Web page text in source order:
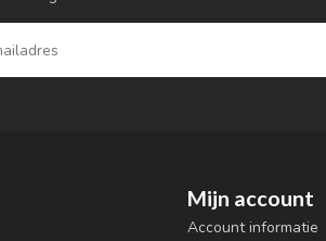
Mijn account
Account informatie